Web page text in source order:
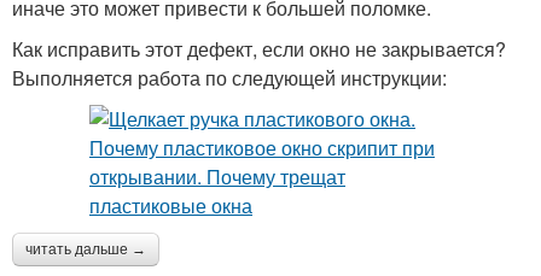
иначе это может привести к большей поломке.
Как исправить этот дефект, если окно не закрывается?
Выполняется работа по следующей инструкции:
читать дальше →